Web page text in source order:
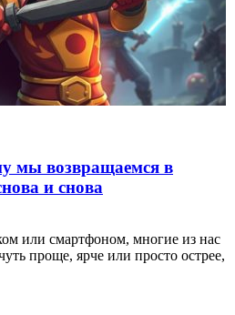
мы возвращаемся в
и снова
или смартфоном, многие из нас
проще, ярче или просто острее,